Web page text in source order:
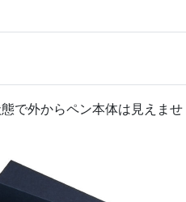
で外からペン本体は見えませ